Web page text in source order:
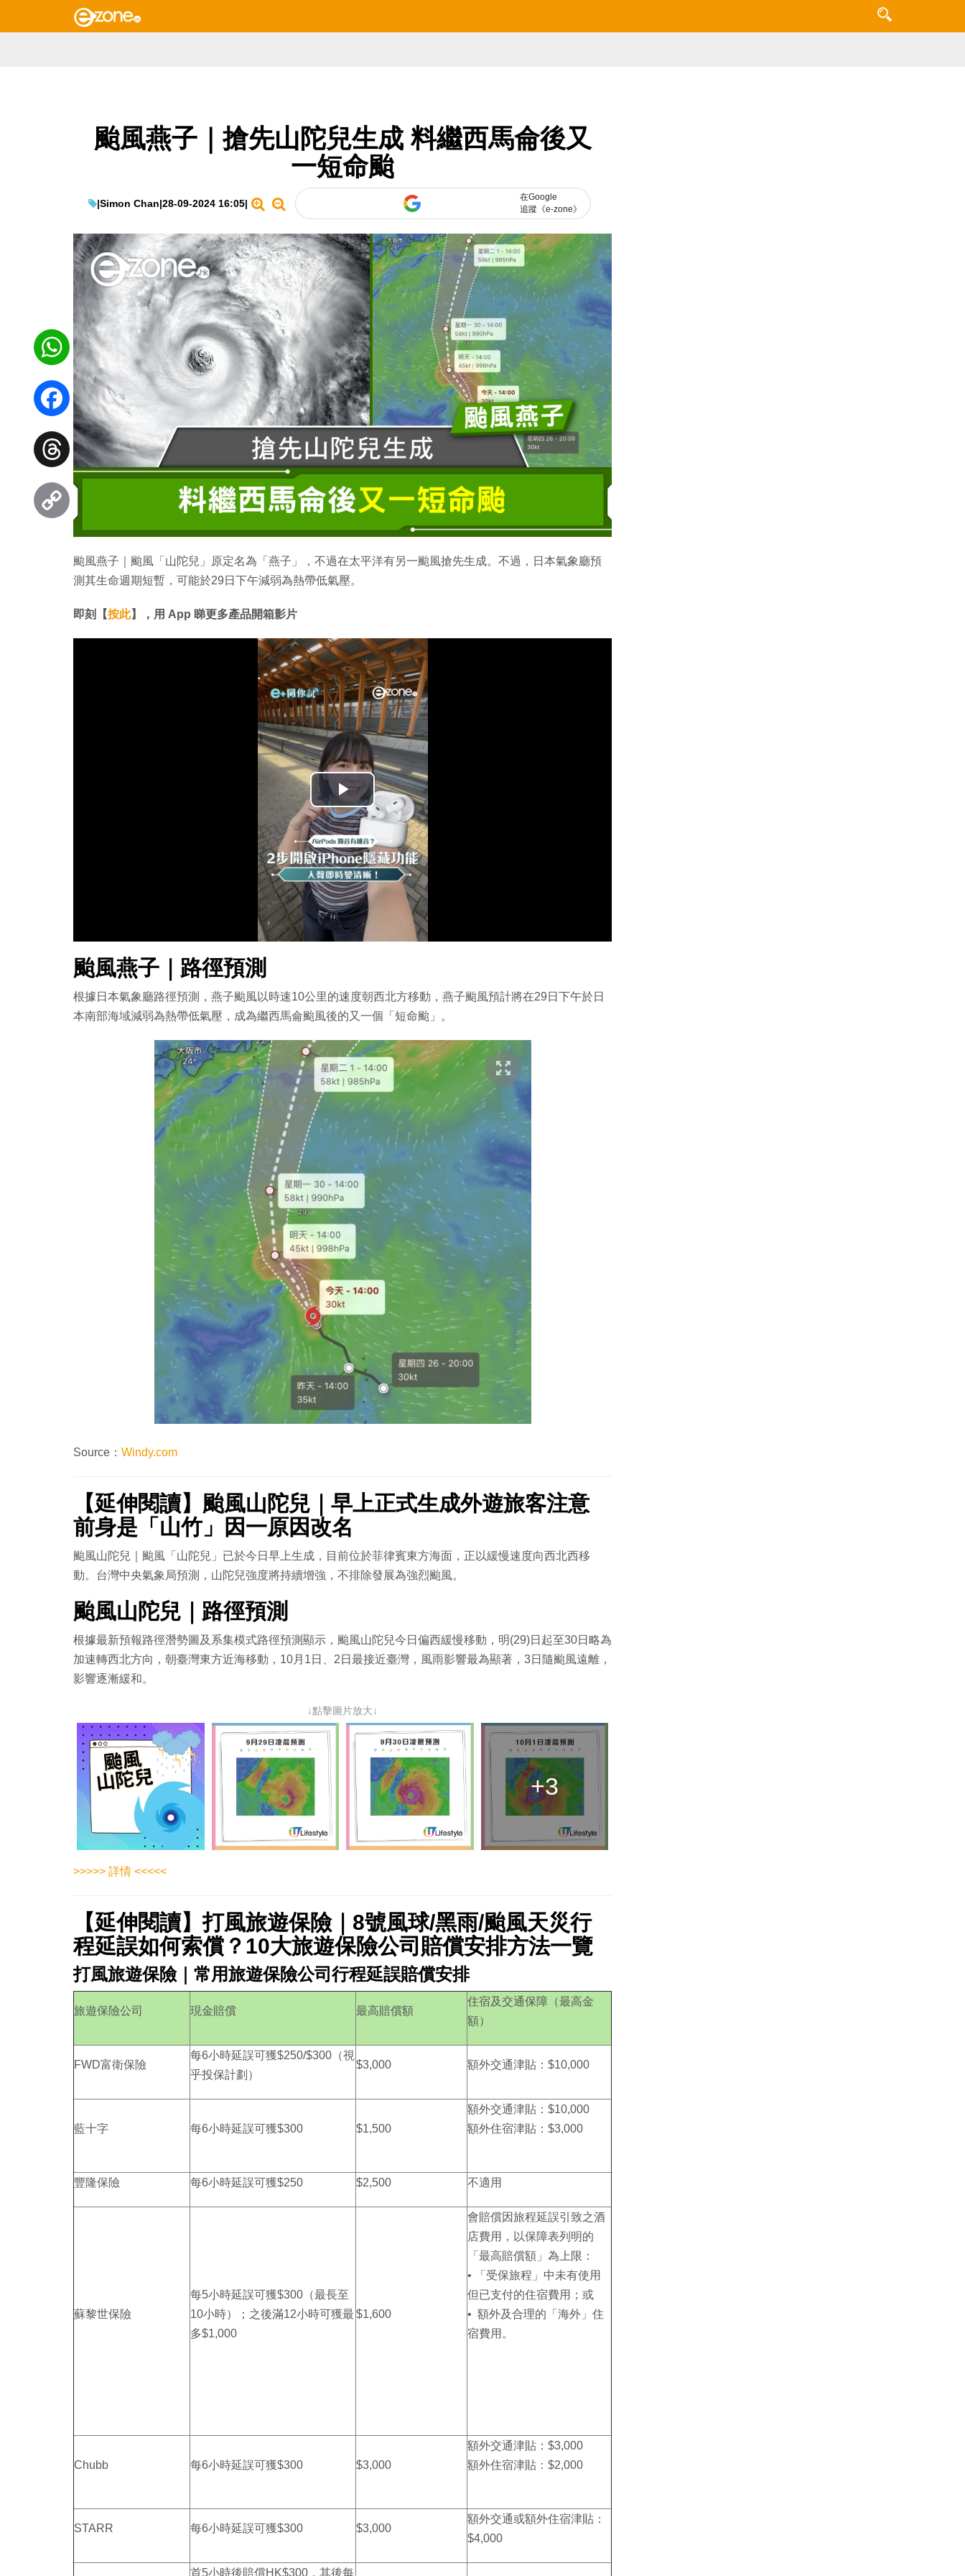
颱風燕子｜搶先山陀兒生成 料繼西馬侖後又
一短命颱
|Simon Chan|28-09-2024 16:05|
在Google
追蹤《e-zone》
颱風燕子｜颱風「山陀兒」原定名為「燕子」，不過在太平洋有另一颱風搶先生成。不過，日本氣象廳預
測其生命週期短暫，可能於29日下午減弱為熱帶低氣壓。
即刻【按此】，用 App 睇更多產品開箱影片
播
放
影
片
颱風燕子｜路徑預測
根據日本氣象廳路徑預測，燕子颱風以時速10公里的速度朝西北方移動，燕子颱風預計將在29日下午於日
本南部海域減弱為熱帶低氣壓，成為繼西馬侖颱風後的又一個「短命颱」。
Source： Windy.com
【延伸閱讀】颱風山陀兒｜早上正式生成外遊旅客注意
前身是「山竹」因一原因改名
颱風山陀兒｜颱風「山陀兒」已於今日早上生成，目前位於菲律賓東方海面，正以緩慢速度向西北西移
動。台灣中央氣象局預測，山陀兒強度將持續增強，不排除發展為強烈颱風。
颱風山陀兒｜路徑預測
根據最新預報路徑潛勢圖及系集模式路徑預測顯示，颱風山陀兒今日偏西緩慢移動，明(29)日起至30日略為
加速轉西北方向，朝臺灣東方近海移動，10月1日、2日最接近臺灣，風雨影響最為顯著，3日隨颱風遠離，
影響逐漸緩和。
↓點擊圖片放大↓
+3
>>>>> 詳情 <<<<<
【延伸閱讀】打風旅遊保險｜8號風球/黑雨/颱風天災行
程延誤如何索償？10大旅遊保險公司賠償安排方法一覽
打風旅遊保險｜常用旅遊保險公司行程延誤賠償安排
旅遊保險公司 現金賠償 最高賠償額
住宿及交通保障（最高金
額）
FWD富衛保險
每6小時延誤可獲$250/$300（視
乎投保計劃）
$3,000 額外交通津貼：$10,000
藍十字 每6小時延誤可獲$300 $1,500
額外交通津貼：$10,000
額外住宿津貼：$3,000
豐隆保險 每6小時延誤可獲$250 $2,500 不適用
蘇黎世保險
每5小時延誤可獲$300（最長至
10小時）；之後滿12小時可獲最
多$1,000
$1,600
會賠償因旅程延誤引致之酒
店費用，以保障表列明的
「最高賠償額」為上限：
• 「受保旅程」中未有使用
但已支付的住宿費用；或
• 額外及合理的「海外」住
宿費用。
Chubb 每6小時延誤可獲$300 $3,000
額外交通津貼：$3,000
額外住宿津貼：$2,000
STARR 每6小時延誤可獲$300 $3,000
額外交通或額外住宿津貼：
$4,000
首5小時後賠償HK$300，其後每
WhatsApp
Facebook
Threads
Copy
Link